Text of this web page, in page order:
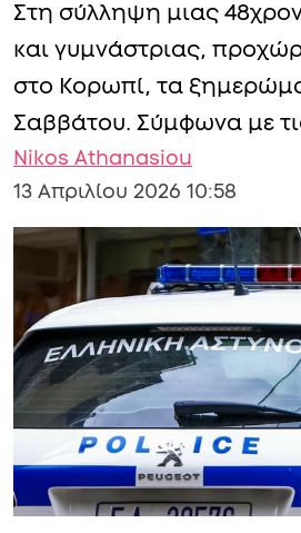
Στη σύλληψη μιας
και γυμνάστριας,
στο Κορωπί, τα
Σαββάτου. Σύμφωνα με
Nikos Athanasiou
13 Απριλίου 2026 10:58